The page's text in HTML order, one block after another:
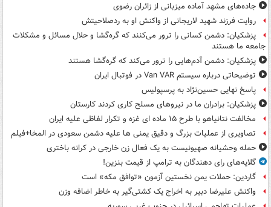
جاده‌های مشهد آماده میزبانی از زائران رضوی
روایت فرزند شهید لاریجانی از واکنش او به ردصلاحیتش
پزشکیان: دشمن کسانی را ترور می‌کنند که گره‌گشا و حلال مسائل و مشکلات
جامعه ما هستند
پزشکیان: دشمن آدم‌هایی را ترور می‌کند که گره‌گشا هستند
توضیحاتی درباره سیستم Van VAR در فوتبال ایران
پاسخ نهایی حسین‌نژاد به پرسپولیس
پزشکیان: برادران ما در نیروهای مسلح کاری کردند کارستان
مخالفت نتانیاهو با طرح ۱۵ ماده ای غزه و تکرار لفاظی علیه ایران
تصاویری از عملیات بزرگ و دقیق یمنی ها علیه دشمن سعودی در المخا+فیلم
حمله وحشیانه صهیونیست به یک فعال زن خارجی در کرانه باختری
گلایه‌های رای دهندگان به ترامپ از قیمت بنزین!
گاردین: حملات یمن نخستین آزمون «توافق مکه» است
واکنش علیرضا دبیر به اخراج یک کشتی‌گیر به خاطر اضافه وزن